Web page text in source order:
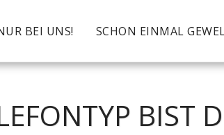
BEI UNS! SCHON EINMAL
BIST